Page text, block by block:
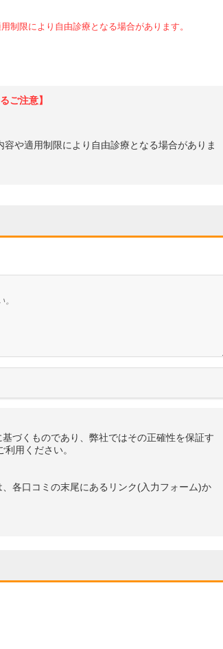
制限により自由診療となる場合があります。
ご注意】
や適用制限により自由診療となる場合がありま
づくものであり、弊社ではその正確性を保証す
用ください。
各口コミの末尾にあるリンク(入力フォーム)か